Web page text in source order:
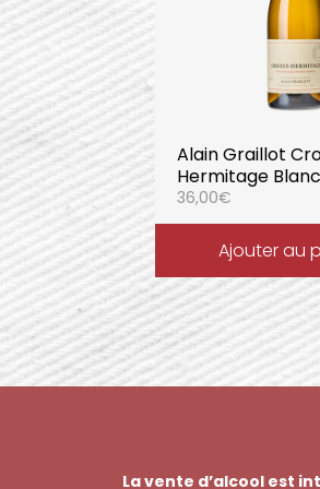
Alain Graillot
Hermitage
36,00€
Ajouter au
La vente d’alcool est